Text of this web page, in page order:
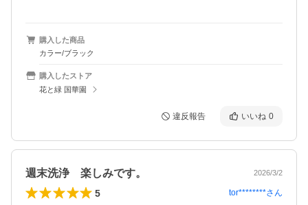
購入した商品
カラー/ブラック
購入したストア
花と緑 国華園
違反報告 いいね 0
週末洗浄 楽しみです。 2026/3/2
5 tor********さん